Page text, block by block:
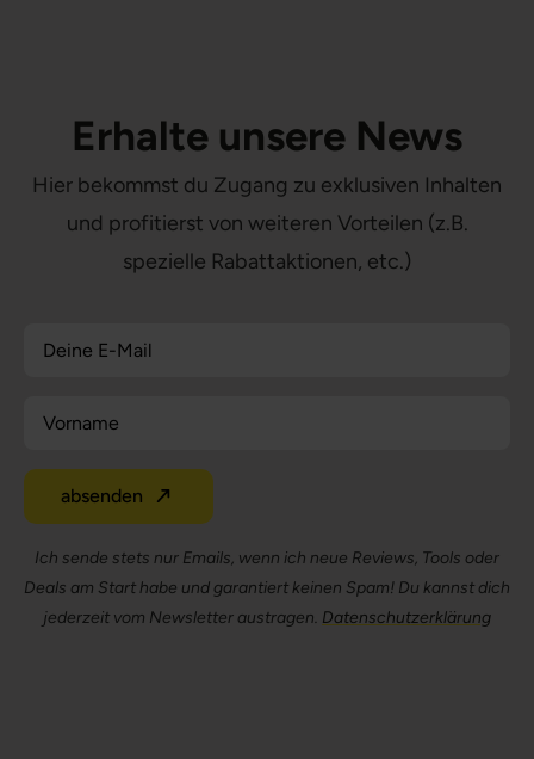
Erhalte unsere News
Hier bekommst du Zugang zu exklusiven Inhalten
und profitierst von weiteren Vorteilen (z.B.
spezielle Rabattaktionen, etc.)
absenden
Ich sende stets nur Emails, wenn ich neue Reviews, Tools oder
Deals am Start habe und garantiert keinen Spam! Du kannst dich
jederzeit vom Newsletter austragen. Datenschutzerklärung